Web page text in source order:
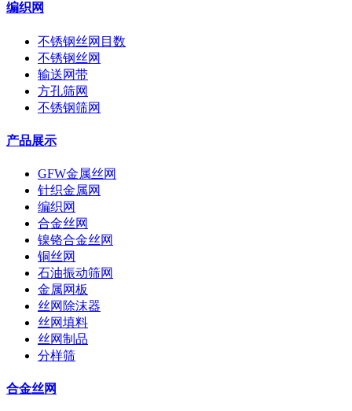
编织网
不锈钢丝网目数
不锈钢丝网
输送网带
方孔筛网
不锈钢筛网
产品展示
GFW金属丝网
针织金属网
编织网
合金丝网
镍铬合金丝网
铜丝网
石油振动筛网
金属网板
丝网除沫器
丝网填料
丝网制品
分样筛
合金丝网